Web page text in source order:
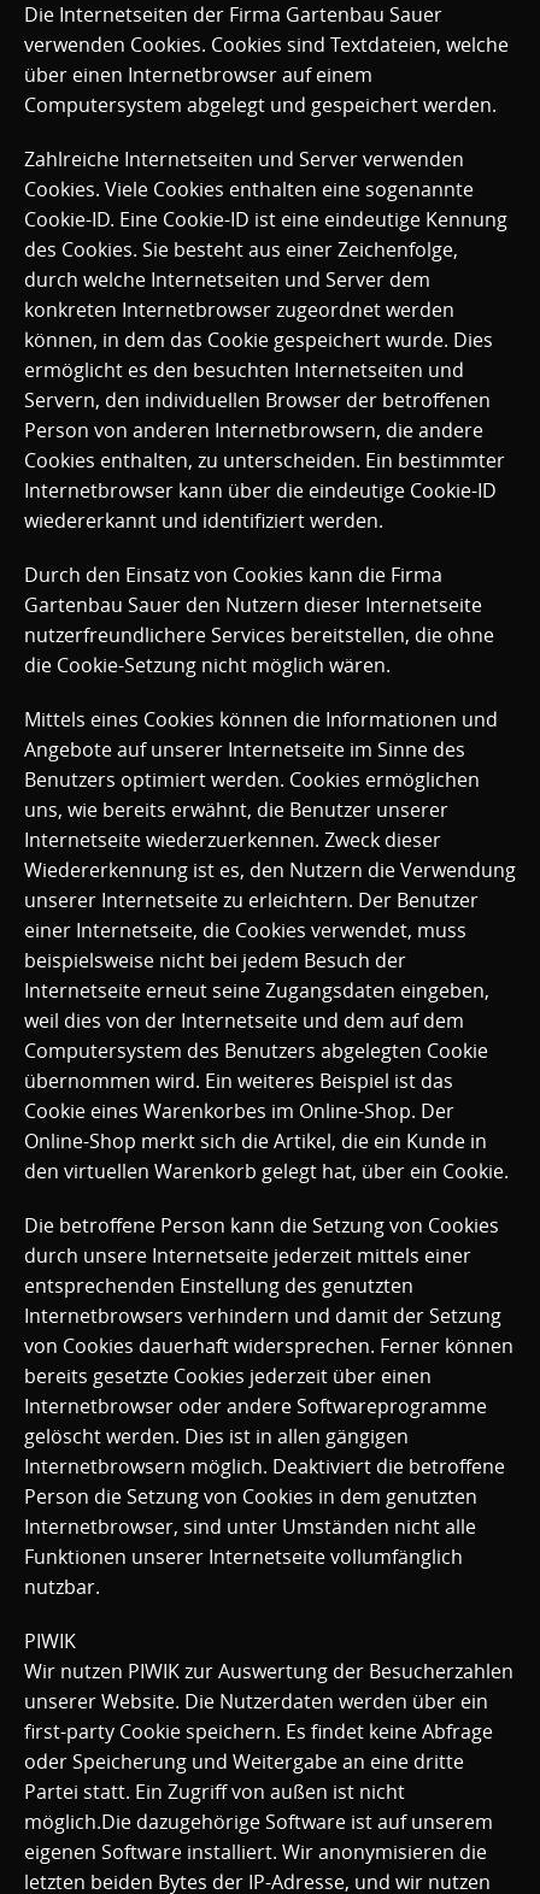
Die Internetseiten der Firma Gartenbau Sauer
verwenden Cookies. Cookies sind Textdateien, welche
über einen Internetbrowser auf einem
Computersystem abgelegt und gespeichert werden.
Zahlreiche Internetseiten und Server verwenden
Cookies. Viele Cookies enthalten eine sogenannte
Cookie-ID. Eine Cookie-ID ist eine eindeutige Kennung
des Cookies. Sie besteht aus einer Zeichenfolge,
durch welche Internetseiten und Server dem
konkreten Internetbrowser zugeordnet werden
können, in dem das Cookie gespeichert wurde. Dies
ermöglicht es den besuchten Internetseiten und
Servern, den individuellen Browser der betroffenen
Person von anderen Internetbrowsern, die andere
Cookies enthalten, zu unterscheiden. Ein bestimmter
Internetbrowser kann über die eindeutige Cookie-ID
wiedererkannt und identifiziert werden.
Durch den Einsatz von Cookies kann die Firma
Gartenbau Sauer den Nutzern dieser Internetseite
nutzerfreundlichere Services bereitstellen, die ohne
die Cookie-Setzung nicht möglich wären.
Mittels eines Cookies können die Informationen und
Angebote auf unserer Internetseite im Sinne des
Benutzers optimiert werden. Cookies ermöglichen
uns, wie bereits erwähnt, die Benutzer unserer
Internetseite wiederzuerkennen. Zweck dieser
Wiedererkennung ist es, den Nutzern die Verwendung
unserer Internetseite zu erleichtern. Der Benutzer
einer Internetseite, die Cookies verwendet, muss
beispielsweise nicht bei jedem Besuch der
Internetseite erneut seine Zugangsdaten eingeben,
weil dies von der Internetseite und dem auf dem
Computersystem des Benutzers abgelegten Cookie
übernommen wird. Ein weiteres Beispiel ist das
Cookie eines Warenkorbes im Online-Shop. Der
Online-Shop merkt sich die Artikel, die ein Kunde in
den virtuellen Warenkorb gelegt hat, über ein Cookie.
Die betroffene Person kann die Setzung von Cookies
durch unsere Internetseite jederzeit mittels einer
entsprechenden Einstellung des genutzten
Internetbrowsers verhindern und damit der Setzung
von Cookies dauerhaft widersprechen. Ferner können
bereits gesetzte Cookies jederzeit über einen
Internetbrowser oder andere Softwareprogramme
gelöscht werden. Dies ist in allen gängigen
Internetbrowsern möglich. Deaktiviert die betroffene
Person die Setzung von Cookies in dem genutzten
Internetbrowser, sind unter Umständen nicht alle
Funktionen unserer Internetseite vollumfänglich
nutzbar.
PIWIK
Wir nutzen PIWIK zur Auswertung der Besucherzahlen
unserer Website. Die Nutzerdaten werden über ein
first-party Cookie speichern. Es findet keine Abfrage
oder Speicherung und Weitergabe an eine dritte
Partei statt. Ein Zugriff von außen ist nicht
möglich.Die dazugehörige Software ist auf unserem
eigenen Software installiert. Wir anonymisieren die
letzten beiden Bytes der IP-Adresse, und wir nutzen